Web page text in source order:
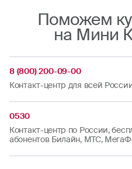
Поможем
на Мини
8 (800) 200-09-00
Контакт-центр для всей
0530
Контакт-центр по России,
абонентов Билайн, МТС,